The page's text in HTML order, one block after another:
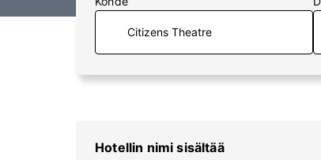
Hotellin nimi sisältää